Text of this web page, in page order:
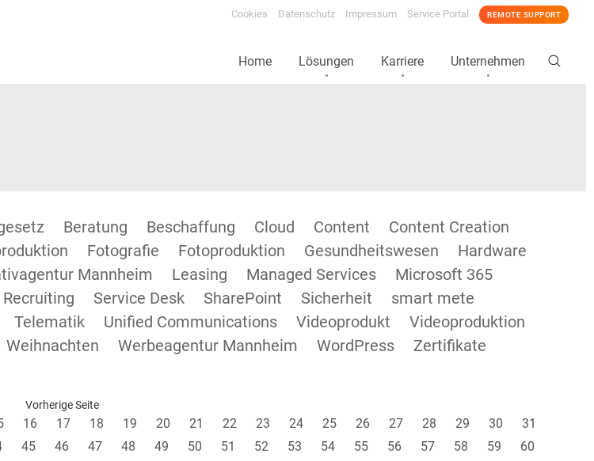
Cookies Datenschutz Impressum Service Portal REMOTE SUPPORT
Home Lösungen Karriere Unternehmen
Beratung Beschaffung Cloud Content
Content Creation
Fotografie Fotoproduktion Gesundheitswesen
Hardware
Mannheim Leasing Managed Services
Microsoft 365
Recruiting Service Desk SharePoint Sicherheit
smart mete
Telematik Unified Communications Videoprodukt
Videoproduktion
Weihnachten Werbeagentur Mannheim WordPress Zertifikate
Vorherige Seite
16 17 18 19 20 21 22 23 24 25 26 27 28 29 30
31
45 46 47 48 49 50 51 52 53 54 55 56 57 58 59
60